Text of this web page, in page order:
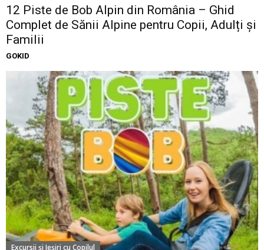
12 Piste de Bob Alpin din România – Ghid
Complet de Sănii Alpine pentru Copii, Adulți și
Familii
GOKID
Excursii şi Ieşiri cu Copilul